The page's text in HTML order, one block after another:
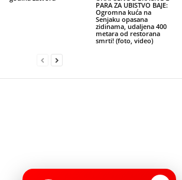
PARA ZA UBISTVO BAJE:
Ogromna kuća na
Senjaku opasana
zidinama, udaljena 400
metara od restorana
smrti! (foto, video)